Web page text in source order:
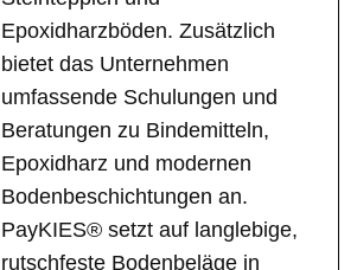
Epoxidharzböden. Zusätzlich
bietet das Unternehmen
umfassende Schulungen und
Beratungen zu Bindemitteln,
Epoxidharz und modernen
Bodenbeschichtungen an.
PayKIES® setzt auf langlebige,
rutschfeste Bodenbeläge in